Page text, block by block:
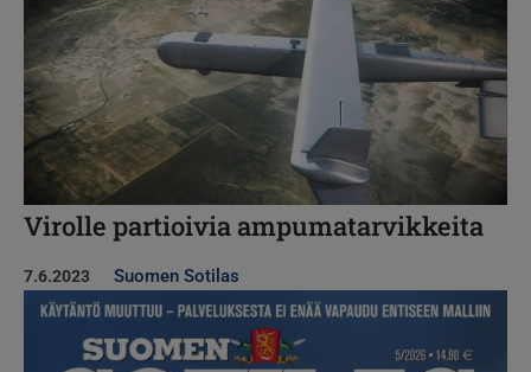
ANSIOMITALI
DIGILEHDET
Virolle partioivia ampumatarvikkeita
7.6.2023 Suomen Sotilas